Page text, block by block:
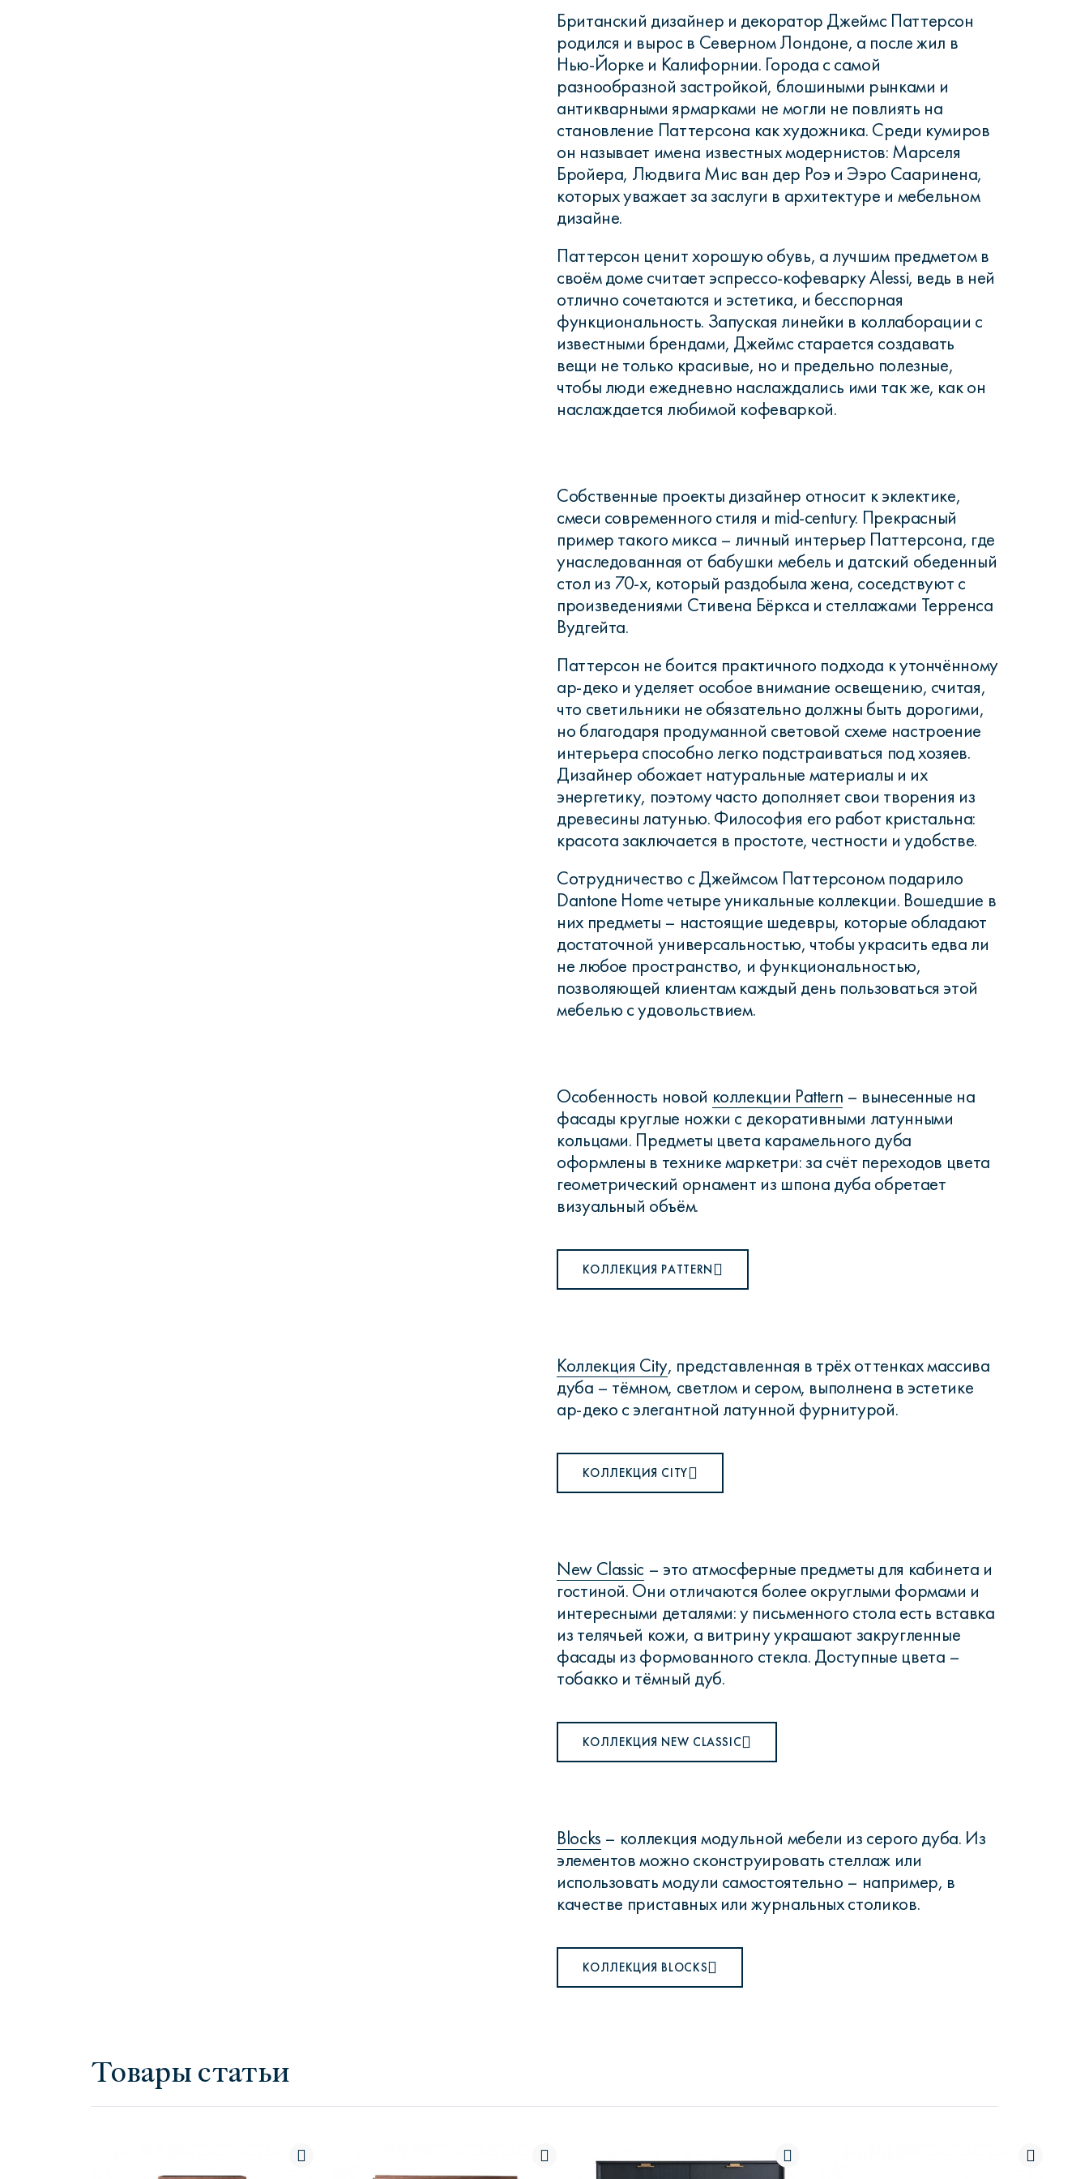
Британский дизайнер и декоратор Джеймс Паттерсон
родился и вырос в Северном Лондоне, а после жил в
Нью-Йорке и Калифорнии. Города с самой
разнообразной застройкой, блошиными рынками и
антикварными ярмарками не могли не повлиять на
становление Паттерсона как художника. Среди кумиров
он называет имена известных модернистов: Марселя
Бройера, Людвига Мис ван дер Роэ и Ээро Сааринена,
которых уважает за заслуги в архитектуре и мебельном
дизайне.
Паттерсон ценит хорошую обувь, а лучшим предметом в
своём доме считает эспрессо-кофеварку Alessi, ведь в ней
отлично сочетаются и эстетика, и бесспорная
функциональность. Запуская линейки в коллаборации с
известными брендами, Джеймс старается создавать
вещи не только красивые, но и предельно полезные,
чтобы люди ежедневно наслаждались ими так же, как он
наслаждается любимой кофеваркой.
Собственные проекты дизайнер относит к эклектике,
смеси современного стиля и mid-century. Прекрасный
пример такого микса – личный интерьер Паттерсона, где
унаследованная от бабушки мебель и датский обеденный
стол из 70-х, который раздобыла жена, соседствуют с
произведениями Стивена Бёркса и стеллажами Терренса
Вудгейта.
Паттерсон не боится практичного подхода к утончённому
ар-деко и уделяет особое внимание освещению, считая,
что светильники не обязательно должны быть дорогими,
но благодаря продуманной световой схеме настроение
интерьера способно легко подстраиваться под хозяев.
Дизайнер обожает натуральные материалы и их
энергетику, поэтому часто дополняет свои творения из
древесины латунью. Философия его работ кристальна:
красота заключается в простоте, честности и удобстве.
Сотрудничество с Джеймсом Паттерсоном подарило
Dantone Home четыре уникальные коллекции. Вошедшие в
них предметы – настоящие шедевры, которые обладают
достаточной универсальностью, чтобы украсить едва ли
не любое пространство, и функциональностью,
позволяющей клиентам каждый день пользоваться этой
мебелью с удовольствием.
Особенность новой коллекции Pattern – вынесенные на
фасады круглые ножки с декоративными латунными
кольцами. Предметы цвета карамельного дуба
оформлены в технике маркетри: за счёт переходов цвета
геометрический орнамент из шпона дуба обретает
визуальный объём.
КОЛЛЕКЦИЯ PATTERN
Коллекция City, представленная в трёх оттенках массива
дуба – тёмном, светлом и сером, выполнена в эстетике
ар-деко с элегантной латунной фурнитурой.
КОЛЛЕКЦИЯ CITY
New Classic – это атмосферные предметы для кабинета и
гостиной. Они отличаются более округлыми формами и
интересными деталями: у письменного стола есть вставка
из телячьей кожи, а витрину украшают закругленные
фасады из формованного стекла. Доступные цвета –
тобакко и тёмный дуб.
КОЛЛЕКЦИЯ NEW CLASSIC
Blocks – коллекция модульной мебели из серого дуба. Из
элементов можно сконструировать стеллаж или
использовать модули самостоятельно – например, в
качестве приставных или журнальных столиков.
КОЛЛЕКЦИЯ BLOCKS
Товары статьи